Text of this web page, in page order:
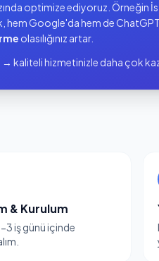
optimize ediyoruz. Örneğin
Google'da hem de
olasılığınız artar.
kaliteli hizmetinizle daha çok
& Kurulum
3 iş günü içinde